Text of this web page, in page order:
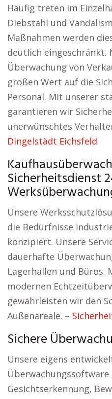
Häufig treten im
Diebstahl und
Maßnahmen werden
deutlich eingeschränkt.
Überwachung von
großen Wert auf die
Personal. Mit unserer
garantieren wir
unerwünschtes
Dingelstädt Eichsfeld
Sicherheitsdienst
Unsere
die Bedürfnisse
konzipiert. Unsere
dauerhafte
Lagerhallen und Büros.
modernen
gewährleisten wir den
Außenareale. –
Sichere
Unsere eigens
Gesichtserkennung,